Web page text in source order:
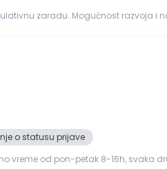
Ispomoć u proizvodnji stolarije Radno iskustvo: Nije obavezno.
o statusu prijave
pon-petak 8-16h, svaka druga subota